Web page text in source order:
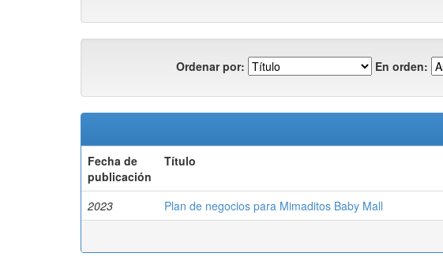
Ordenar por: En orden:
Fecha de
publicación
Título
2023 Plan de negocios para Mimaditos Baby Mall